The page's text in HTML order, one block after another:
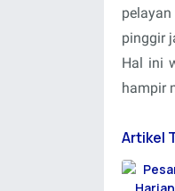
pinggir
Hal ini
hampir
Artikel